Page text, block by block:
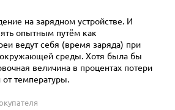
на зарядном устройстве. И
опытным путём как
ведут себя (время заряда) при
окружающей среды. Хотя была бы
величина в процентах потери
от температуры.